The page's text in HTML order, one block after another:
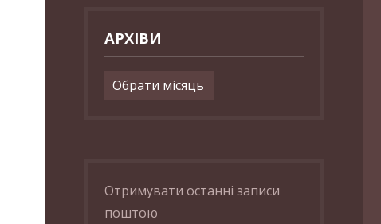
АРХІВИ
Архіви
Отримувати останні записи
поштою